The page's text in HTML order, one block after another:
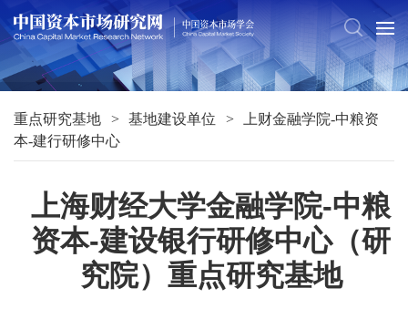
重点研究基地 基地建设单位
上财金融学院-中粮资
本-建行研修中心
上海财经大学金融学院-中粮
资本-建设银行研修中心（研
究院）重点研究基地